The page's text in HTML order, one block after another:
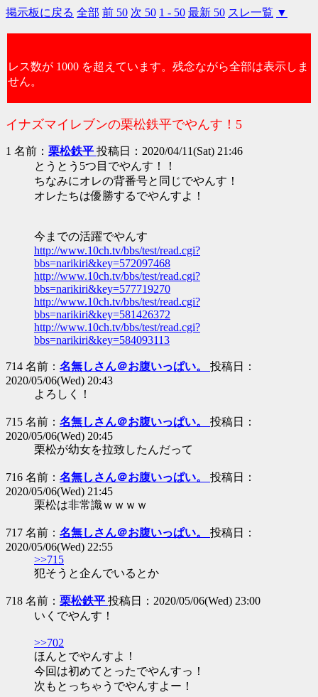
掲示板に戻る 全部 前 50 次 50 1 - 50 最新 50 スレ一覧 ▼
レス数が 1000 を超えています。残念ながら全部は表示しま
せん。
イナズマイレブンの栗松鉄平でやんす！5
1 名前： 栗松鉄平 投稿日：2020/04/11(Sat) 21:46
とうとう5つ目でやんす！！
ちなみにオレの背番号と同じでやんす！
オレたちは優勝するでやんすよ！
今までの活躍でやんす
http://www.10ch.tv/bbs/test/read.cgi?
bbs=narikiri&key=572097468
http://www.10ch.tv/bbs/test/read.cgi?
bbs=narikiri&key=577719270
http://www.10ch.tv/bbs/test/read.cgi?
bbs=narikiri&key=581426372
http://www.10ch.tv/bbs/test/read.cgi?
bbs=narikiri&key=584093113
714 名前： 名無しさん＠お腹いっぱい。 投稿日：
2020/05/06(Wed) 20:43
よろしく！
715 名前： 名無しさん＠お腹いっぱい。 投稿日：
2020/05/06(Wed) 20:45
栗松が幼女を拉致したんだって
716 名前： 名無しさん＠お腹いっぱい。 投稿日：
2020/05/06(Wed) 21:45
栗松は非常識ｗｗｗｗ
717 名前： 名無しさん＠お腹いっぱい。 投稿日：
2020/05/06(Wed) 22:55
>>715
犯そうと企んでいるとか
718 名前： 栗松鉄平 投稿日：2020/05/06(Wed) 23:00
いくでやんす！
>>702
ほんとでやんすよ！
今回は初めてとったでやんすっ！
次もとっちゃうでやんすよー！